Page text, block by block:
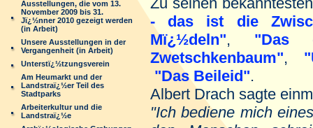
Ausstellungen, die vom 13.
November 2009 bis 31.
Jï¿½nner 2010 gezeigt werden
(in Arbeit)
Unsere Ausstellungen in der
Vergangenheit (in Arbeit)
Unterstï¿½tzungsverein
Am Heumarkt und der
Landstraï¿½er Teil des
Stadtparks
Arbeiterkultur und die
Landstraï¿½e
- das ist die
Mï¿½deln", "Das
Zwetschkenbaum",
"Das Beileid".
Albert Drach sagte
"Ich bediene mich